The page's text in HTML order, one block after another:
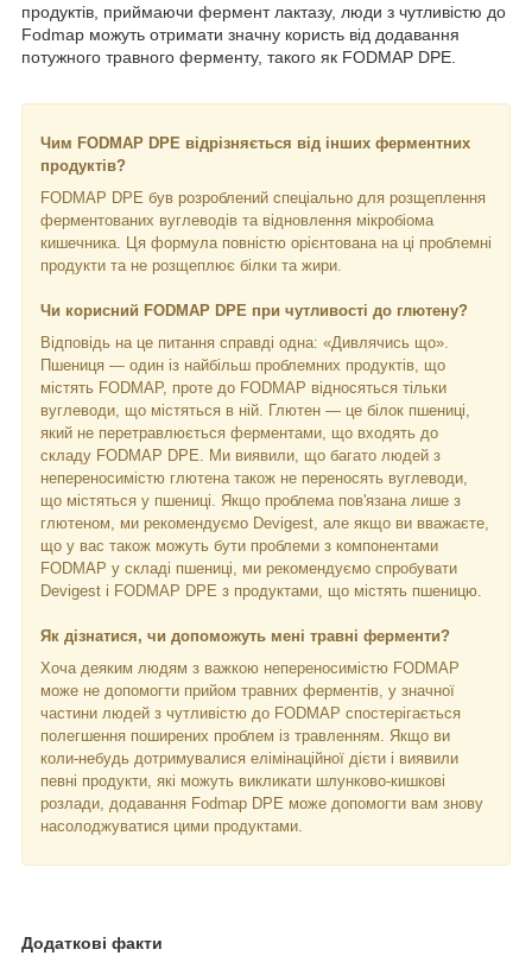
продуктів, приймаючи фермент лактазу, люди з чутливістю до
Fodmap можуть отримати значну користь від додавання
потужного травного ферменту, такого як FODMAP DPE.
Чим FODMAP DPE відрізняється від інших ферментних
продуктів?
FODMAP DPE був розроблений спеціально для розщеплення
ферментованих вуглеводів та відновлення мікробіома
кишечника. Ця формула повністю орієнтована на ці проблемні
продукти та не розщеплює білки та жири.
Чи корисний FODMAP DPE при чутливості до глютену?
Відповідь на це питання справді одна: «Дивлячись що».
Пшениця — один із найбільш проблемних продуктів, що
містять FODMAP, проте до FODMAP відносяться тільки
вуглеводи, що містяться в ній. Глютен — це білок пшениці,
який не перетравлюється ферментами, що входять до
складу FODMAP DPE. Ми виявили, що багато людей з
непереносимістю глютена також не переносять вуглеводи,
що містяться у пшениці. Якщо проблема пов'язана лише з
глютеном, ми рекомендуємо Devigest, але якщо ви вважаєте,
що у вас також можуть бути проблеми з компонентами
FODMAP у складі пшениці, ми рекомендуємо спробувати
Devigest і FODMAP DPE з продуктами, що містять пшеницю.
Як дізнатися, чи допоможуть мені травні ферменти?
Хоча деяким людям з важкою непереносимістю FODMAP
може не допомогти прийом травних ферментів, у значної
частини людей з чутливістю до FODMAP спостерігається
полегшення поширених проблем із травленням. Якщо ви
коли-небудь дотримувалися елімінаційної дієти і виявили
певні продукти, які можуть викликати шлунково-кишкові
розлади, додавання Fodmap DPE може допомогти вам знову
насолоджуватися цими продуктами.
Додаткові факти